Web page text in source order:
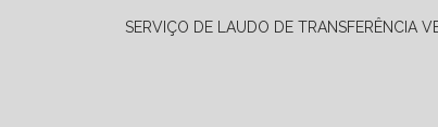
SERVIÇO DE LAUDO DE TRANSFERÊNCIA